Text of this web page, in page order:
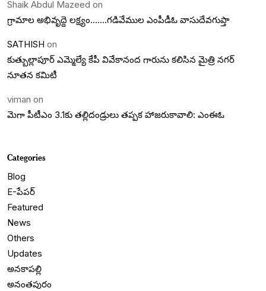
Shaik Abdul Mazeed on
గ్రామాల అభివృద్దె లక్ష్యం…….గడివేముల ఎంపీడీఓ వాసుదేవగుప్తా
SATHISH on
కుత్బుల్లాపూర్ ఎమ్మెల్యే కేపీ వివేకానంద గారును కలిసిన మైత్రి నగర్
నూతన కమిటీ
viman on
మెగా పీటీఎం 3.1కు తల్లిదండ్రులు తప్పక హాజరుకావాలి: ఎంఈఓ
Categories
Blog
E-పేపర్
Featured
News
Others
Updates
అనకాపల్లి
అనంతపురం